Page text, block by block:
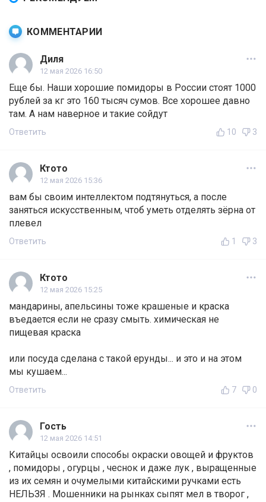
КОММЕНТАРИИ
Диля
12 мая 2026 16:50
Еще бы. Наши хорошие помидоры в России стоят 1000
рублей за кг это 160 тысяч сумов. Все хорошее давно
там. А нам наверное и такие сойдут
Ответить 10 3
Ктото
12 мая 2026 15:36
вам бы своим интеллектом подтянуться, а после
заняться искусственным, чтоб уметь отделять зёрна от
плевел
Ответить 1 3
Ктото
12 мая 2026 15:25
мандарины, апельсины тоже крашеные и краска
въедается если не сразу смыть. химическая не
пищевая краска
или посуда сделана с такой ерунды... и это и на этом
мы кушаем...
Ответить 7 0
Гость
12 мая 2026 14:51
Китайцы освоили способы окраски овощей и фруктов
, помидоры , огурцы , чеснок и даже лук , выращенные
из их семян и очумелыми китайскими ручками есть
НЕЛЬЗЯ . Мошенники на рынках сыпят мел в творог ,